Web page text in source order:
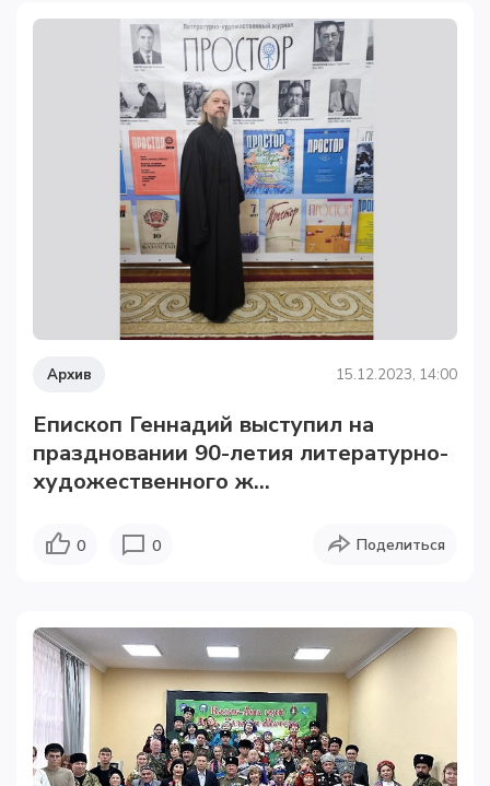
Архив 15.12.2023, 14:00
Епископ Геннадий выступил на
праздновании 90-летия литературно-
художественного ж...
0 0 Поделиться